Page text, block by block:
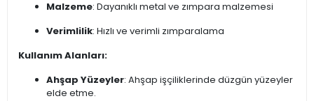
Malzeme: Dayanıklı metal ve zımpara malzemesi
Verimlilik: Hızlı ve verimli zımparalama
Kullanım Alanları:
Ahşap Yüzeyler: Ahşap işçiliklerinde düzgün yüzeyler
elde etme.